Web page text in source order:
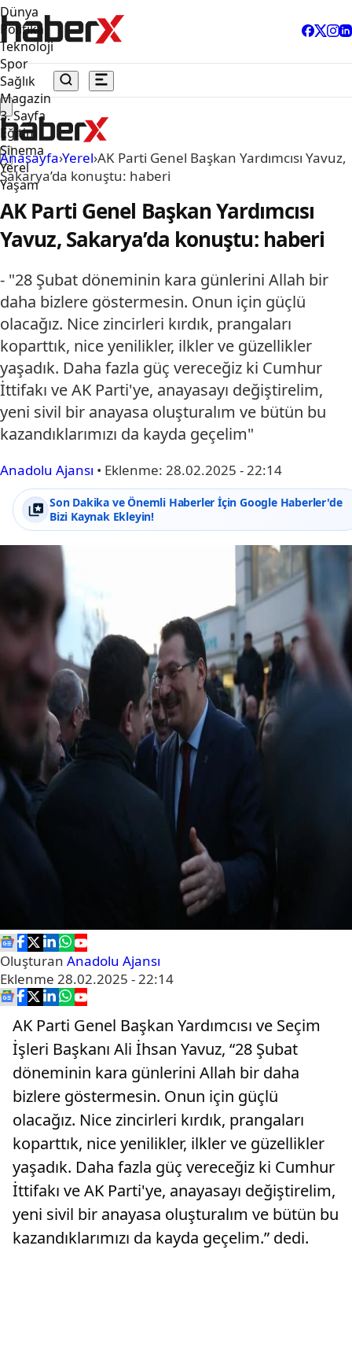
Dünya
Politika
Teknoloji
Spor
Sağlık
Magazin
3. Sayfa
Eğitim
Sinema
Yerel
Yaşam
Anasayfa›Yerel›AK Parti Genel Başkan Yardımcısı Yavuz,
Sakarya’da konuştu: haberi
AK Parti Genel Başkan Yardımcısı
Yavuz, Sakarya’da konuştu: haberi
- "28 Şubat döneminin kara günlerini Allah bir
daha bizlere göstermesin. Onun için güçlü
olacağız. Nice zincirleri kırdık, prangaları
koparttık, nice yenilikler, ilkler ve güzellikler
yaşadık. Daha fazla güç vereceğiz ki Cumhur
İttifakı ve AK Parti'ye, anayasayı değiştirelim,
yeni sivil bir anayasa oluşturalım ve bütün bu
kazandıklarımızı da kayda geçelim"
Anadolu Ajansı • Eklenme: 28.02.2025 - 22:14
Son Dakika ve Önemli Haberler İçin Google Haberler'de
Bizi Kaynak Ekleyin!
Oluşturan Anadolu Ajansı
Eklenme 28.02.2025 - 22:14
AK Parti Genel Başkan Yardımcısı ve Seçim
İşleri Başkanı Ali İhsan Yavuz, “28 Şubat
döneminin kara günlerini Allah bir daha
bizlere göstermesin. Onun için güçlü
olacağız. Nice zincirleri kırdık, prangaları
koparttık, nice yenilikler, ilkler ve güzellikler
yaşadık. Daha fazla güç vereceğiz ki Cumhur
İttifakı ve AK Parti'ye, anayasayı değiştirelim,
yeni sivil bir anayasa oluşturalım ve bütün bu
kazandıklarımızı da kayda geçelim.” dedi.